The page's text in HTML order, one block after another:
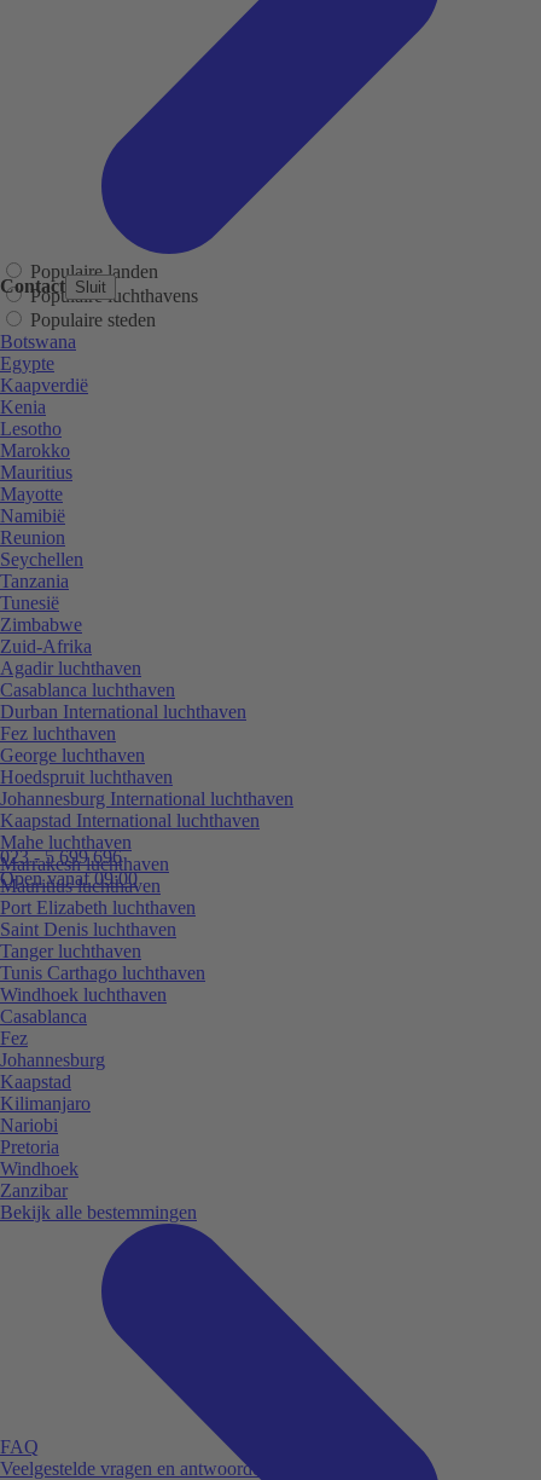
Contact Sluit
023 - 5 699 696
Open vanaf 09:00
FAQ
Veelgestelde vragen en antwoorden.
Populaire landen
Populaire luchthavens
Populaire steden
Botswana
Egypte
Kaapverdië
Kenia
Lesotho
Marokko
Mauritius
Mayotte
Namibië
Reunion
Seychellen
Tanzania
Tunesië
Zimbabwe
Zuid-Afrika
Agadir luchthaven
Casablanca luchthaven
Durban International luchthaven
Fez luchthaven
George luchthaven
Hoedspruit luchthaven
Johannesburg International luchthaven
Kaapstad International luchthaven
Mahe luchthaven
Marrakesh luchthaven
Mauritius luchthaven
Port Elizabeth luchthaven
Saint Denis luchthaven
Tanger luchthaven
Tunis Carthago luchthaven
Windhoek luchthaven
Casablanca
Fez
Johannesburg
Kaapstad
Kilimanjaro
Nariobi
Pretoria
Windhoek
Zanzibar
Bekijk alle bestemmingen